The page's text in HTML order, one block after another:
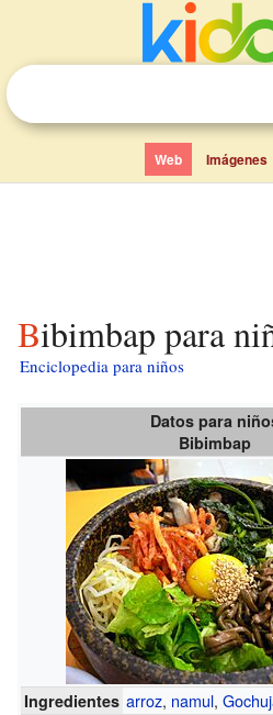
Web Imágenes
Bibimbap para
Enciclopedia para niños
Datos para
Bibimbap
Ingredientes arroz, namul,